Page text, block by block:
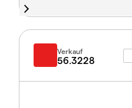
Verkauf
56.3228